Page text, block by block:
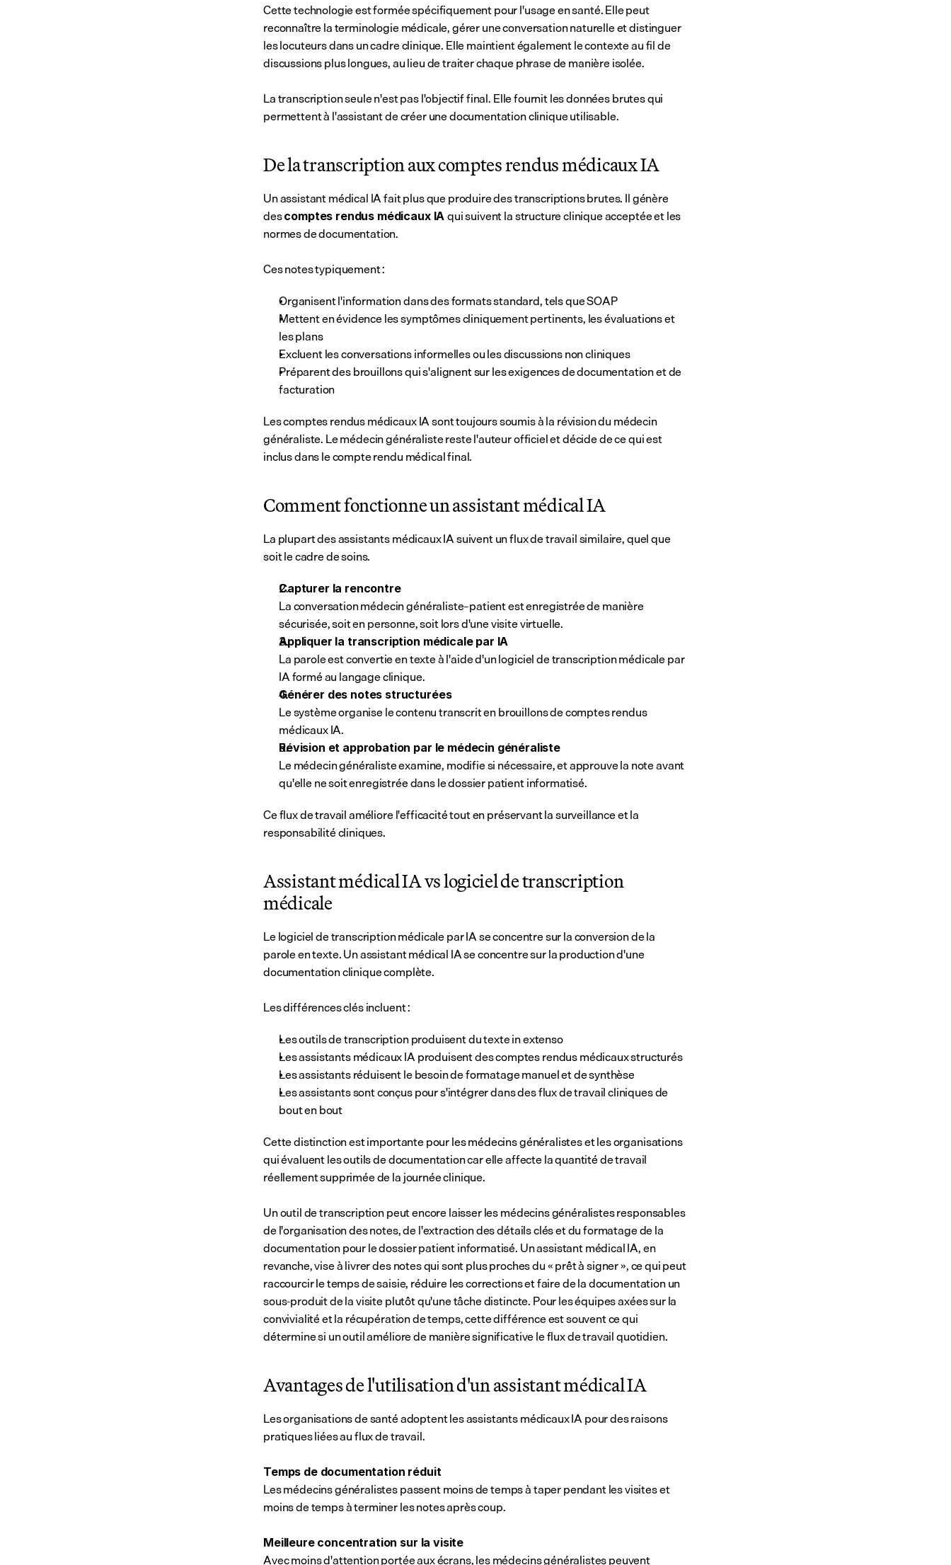
Cette technologie est formée spécifiquement pour l'usage en santé. Elle peut
reconnaître la terminologie médicale, gérer une conversation naturelle et distinguer
les locuteurs dans un cadre clinique. Elle maintient également le contexte au fil de
discussions plus longues, au lieu de traiter chaque phrase de manière isolée.
La transcription seule n'est pas l'objectif final. Elle fournit les données brutes qui
permettent à l'assistant de créer une documentation clinique utilisable.
De la transcription aux comptes rendus médicaux IA
Un assistant médical IA fait plus que produire des transcriptions brutes. Il génère
des comptes rendus médicaux IA qui suivent la structure clinique acceptée et les
normes de documentation.
Ces notes typiquement :
Organisent l'information dans des formats standard, tels que SOAP
Mettent en évidence les symptômes cliniquement pertinents, les évaluations et
les plans
Excluent les conversations informelles ou les discussions non cliniques
Préparent des brouillons qui s'alignent sur les exigences de documentation et de
facturation
Les comptes rendus médicaux IA sont toujours soumis à la révision du médecin
généraliste. Le médecin généraliste reste l'auteur officiel et décide de ce qui est
inclus dans le compte rendu médical final.
Comment fonctionne un assistant médical IA
La plupart des assistants médicaux IA suivent un flux de travail similaire, quel que
soit le cadre de soins.
Capturer la rencontre
La conversation médecin généraliste–patient est enregistrée de manière
sécurisée, soit en personne, soit lors d'une visite virtuelle.
Appliquer la transcription médicale par IA
La parole est convertie en texte à l'aide d'un logiciel de transcription médicale par
IA formé au langage clinique.
Générer des notes structurées
Le système organise le contenu transcrit en brouillons de comptes rendus
médicaux IA.
Révision et approbation par le médecin généraliste
Le médecin généraliste examine, modifie si nécessaire, et approuve la note avant
qu'elle ne soit enregistrée dans le dossier patient informatisé.
Ce flux de travail améliore l'efficacité tout en préservant la surveillance et la
responsabilité cliniques.
Assistant médical IA vs logiciel de transcription
médicale
Le logiciel de transcription médicale par IA se concentre sur la conversion de la
parole en texte. Un assistant médical IA se concentre sur la production d'une
documentation clinique complète.
Les différences clés incluent :
Les outils de transcription produisent du texte in extenso
Les assistants médicaux IA produisent des comptes rendus médicaux structurés
Les assistants réduisent le besoin de formatage manuel et de synthèse
Les assistants sont conçus pour s'intégrer dans des flux de travail cliniques de
bout en bout
Cette distinction est importante pour les médecins généralistes et les organisations
qui évaluent les outils de documentation car elle affecte la quantité de travail
réellement supprimée de la journée clinique.
Un outil de transcription peut encore laisser les médecins généralistes responsables
de l'organisation des notes, de l'extraction des détails clés et du formatage de la
documentation pour le dossier patient informatisé. Un assistant médical IA, en
revanche, vise à livrer des notes qui sont plus proches du « prêt à signer », ce qui peut
raccourcir le temps de saisie, réduire les corrections et faire de la documentation un
sous-produit de la visite plutôt qu'une tâche distincte. Pour les équipes axées sur la
convivialité et la récupération de temps, cette différence est souvent ce qui
détermine si un outil améliore de manière significative le flux de travail quotidien.
Avantages de l'utilisation d'un assistant médical IA
Les organisations de santé adoptent les assistants médicaux IA pour des raisons
pratiques liées au flux de travail.
Temps de documentation réduit
Les médecins généralistes passent moins de temps à taper pendant les visites et
moins de temps à terminer les notes après coup.
Meilleure concentration sur la visite
Avec moins d'attention portée aux écrans, les médecins généralistes peuvent